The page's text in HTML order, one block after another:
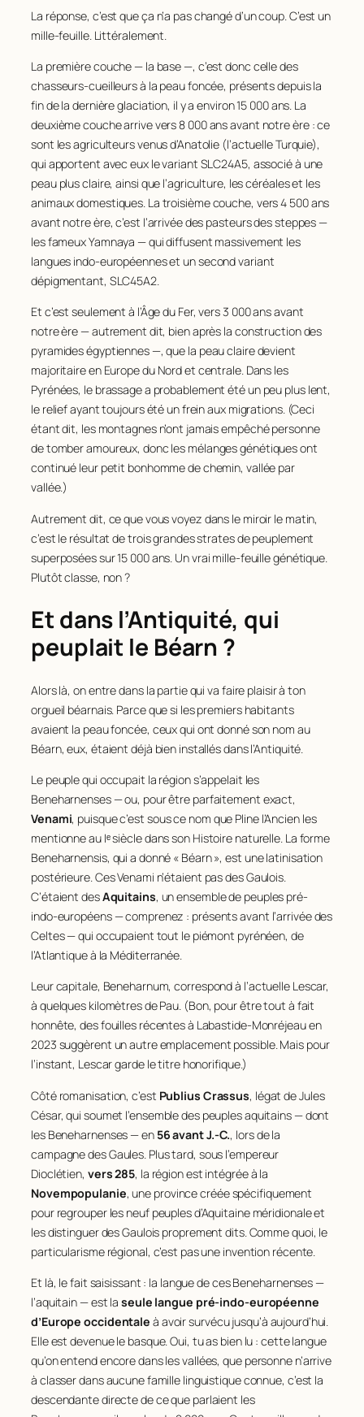
La réponse, c’est que ça n’a pas changé d’un coup. C’est un
mille-feuille. Littéralement.
La première couche — la base —, c’est donc celle des
chasseurs-cueilleurs à la peau foncée, présents depuis la
fin de la dernière glaciation, il y a environ 15 000 ans. La
deuxième couche arrive vers 8 000 ans avant notre ère : ce
sont les agriculteurs venus d’Anatolie (l’actuelle Turquie),
qui apportent avec eux le variant SLC24A5, associé à une
peau plus claire, ainsi que l’agriculture, les céréales et les
animaux domestiques. La troisième couche, vers 4 500 ans
avant notre ère, c’est l’arrivée des pasteurs des steppes —
les fameux Yamnaya — qui diffusent massivement les
langues indo-européennes et un second variant
dépigmentant, SLC45A2.
Et c’est seulement à l’Âge du Fer, vers 3 000 ans avant
notre ère — autrement dit, bien après la construction des
pyramides égyptiennes —, que la peau claire devient
majoritaire en Europe du Nord et centrale. Dans les
Pyrénées, le brassage a probablement été un peu plus lent,
le relief ayant toujours été un frein aux migrations. (Ceci
étant dit, les montagnes n’ont jamais empêché personne
de tomber amoureux, donc les mélanges génétiques ont
continué leur petit bonhomme de chemin, vallée par
vallée.)
Autrement dit, ce que vous voyez dans le miroir le matin,
c’est le résultat de trois grandes strates de peuplement
superposées sur 15 000 ans. Un vrai mille-feuille génétique.
Plutôt classe, non ?
Et dans l’Antiquité, qui
peuplait le Béarn ?
Alors là, on entre dans la partie qui va faire plaisir à ton
orgueil béarnais. Parce que si les premiers habitants
avaient la peau foncée, ceux qui ont donné son nom au
Béarn, eux, étaient déjà bien installés dans l’Antiquité.
Le peuple qui occupait la région s’appelait les
Beneharnenses — ou, pour être parfaitement exact,
Venami, puisque c’est sous ce nom que Pline l’Ancien les
mentionne au Iᵉ siècle dans son Histoire naturelle. La forme
Beneharnensis, qui a donné « Béarn », est une latinisation
postérieure. Ces Venami n’étaient pas des Gaulois.
C’étaient desAquitains, un ensemble de peuples pré-
indo-européens — comprenez : présents avant l’arrivée des
Celtes — qui occupaient tout le piémont pyrénéen, de
l’Atlantique à la Méditerranée.
Leur capitale, Beneharnum, correspond à l’actuelle Lescar,
à quelques kilomètres de Pau. (Bon, pour être tout à fait
honnête, des fouilles récentes à Labastide-Monréjeau en
2023 suggèrent un autre emplacement possible. Mais pour
l’instant, Lescar garde le titre honorifique.)
Côté romanisation, c’est Publius Crassus, légat de Jules
César, qui soumet l’ensemble des peuples aquitains — dont
les Beneharnenses — en 56 avant J.-C., lors de la
campagne des Gaules. Plus tard, sous l’empereur
Dioclétien, vers 285, la région est intégrée à la
Novempopulanie, une province créée spécifiquement
pour regrouper les neuf peuples d’Aquitaine méridionale et
les distinguer des Gaulois proprement dits. Comme quoi, le
particularisme régional, c’est pas une invention récente.
Et là, le fait saisissant : la langue de ces Beneharnenses —
l’aquitain — est laseule langue pré-indo-européenne
d’Europe occidentale à avoir survécu jusqu’à aujourd’hui.
Elle est devenue le basque. Oui, tu as bien lu : cette langue
qu’on entend encore dans les vallées, que personne n’arrive
à classer dans aucune famille linguistique connue, c’est la
descendante directe de ce que parlaient les